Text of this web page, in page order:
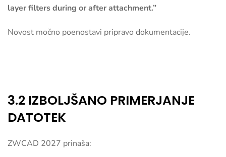
layer filters during or after attachment.”
Novost močno poenostavi pripravo dokumentacije.
3.2 IZBOLJŠANO PRIMERJANJE
DATOTEK
ZWCAD 2027 prinaša: